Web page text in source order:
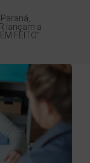
lançam a
FEITO".